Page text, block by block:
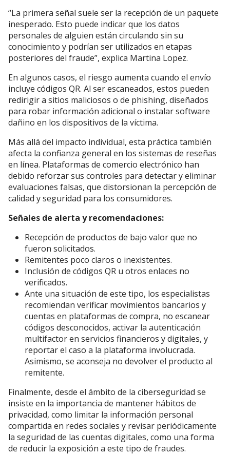
“La primera señal suele ser la recepción de un paquete
inesperado. Esto puede indicar que los datos
personales de alguien están circulando sin su
conocimiento y podrían ser utilizados en etapas
posteriores del fraude”, explica Martina Lopez.
En algunos casos, el riesgo aumenta cuando el envío
incluye códigos QR. Al ser escaneados, estos pueden
redirigir a sitios maliciosos o de phishing, diseñados
para robar información adicional o instalar software
dañino en los dispositivos de la víctima.
Más allá del impacto individual, esta práctica también
afecta la confianza general en los sistemas de reseñas
en línea. Plataformas de comercio electrónico han
debido reforzar sus controles para detectar y eliminar
evaluaciones falsas, que distorsionan la percepción de
calidad y seguridad para los consumidores.
Señales de alerta y recomendaciones:
Recepción de productos de bajo valor que no
fueron solicitados.
Remitentes poco claros o inexistentes.
Inclusión de códigos QR u otros enlaces no
verificados.
Ante una situación de este tipo, los especialistas
recomiendan verificar movimientos bancarios y
cuentas en plataformas de compra, no escanear
códigos desconocidos, activar la autenticación
multifactor en servicios financieros y digitales, y
reportar el caso a la plataforma involucrada.
Asimismo, se aconseja no devolver el producto al
remitente.
Finalmente, desde el ámbito de la ciberseguridad se
insiste en la importancia de mantener hábitos de
privacidad, como limitar la información personal
compartida en redes sociales y revisar periódicamente
la seguridad de las cuentas digitales, como una forma
de reducir la exposición a este tipo de fraudes.